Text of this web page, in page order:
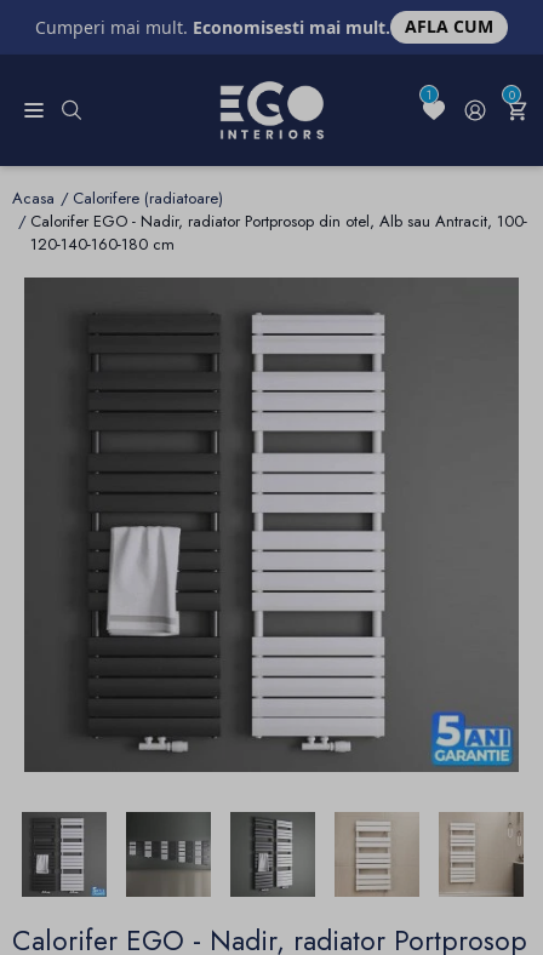
Cumperi mai mult. Economisesti mai mult. AFLA CUM
1 0
Acasa
Calorifere (radiatoare)
Calorifer EGO - Nadir, radiator Portprosop din otel, Alb sau Antracit, 100-
120-140-160-180 cm
Calorifer EGO - Nadir, radiator Portprosop